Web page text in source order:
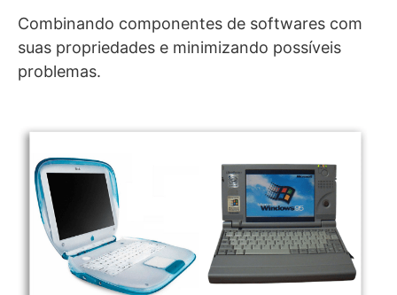
Combinando componentes de softwares com
suas propriedades e minimizando possíveis
problemas.